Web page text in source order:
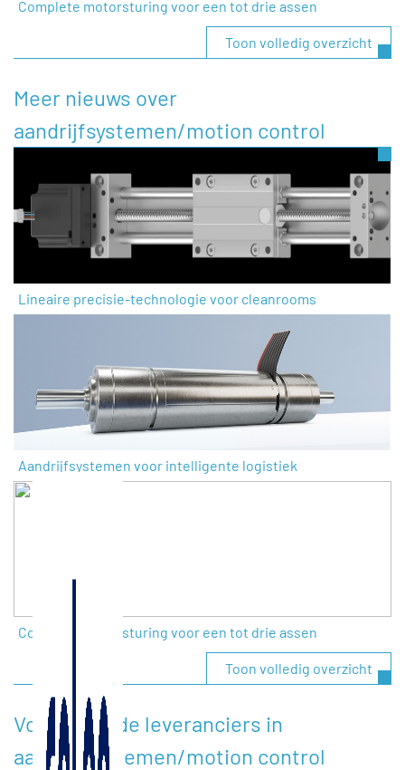
Complete motorsturing voor een tot drie assen
Toon volledig overzicht
Meer nieuws over
aandrijfsystemen/motion control
Lineaire precisie-technologie voor cleanrooms
Aandrijfsystemen voor intelligente logistiek
Complete motorsturing voor een tot drie assen
Toon volledig overzicht
Voorgestelde leveranciers in
aandrijfsystemen/motion control